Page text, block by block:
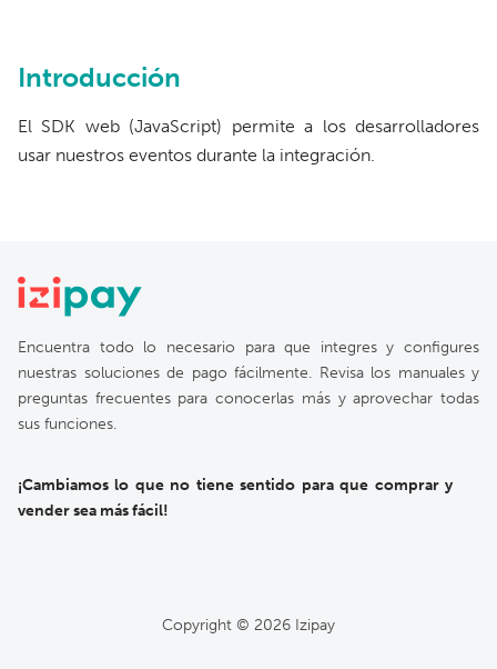
Introducción
El SDK web (JavaScript) permite a los desarrolladores
usar nuestros eventos durante la integración.
Encuentra todo lo necesario para que integres y configures
nuestras soluciones de pago fácilmente. Revisa los manuales y
preguntas frecuentes para conocerlas más y aprovechar todas
sus funciones.
¡Cambiamos lo que no tiene sentido para que comprar y
vender sea más fácil!
Copyright © 2026 Izipay